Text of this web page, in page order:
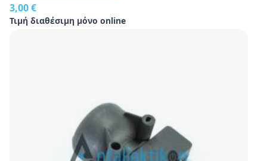
3,00 €
Τιμή διαθέσιμη μόνο online